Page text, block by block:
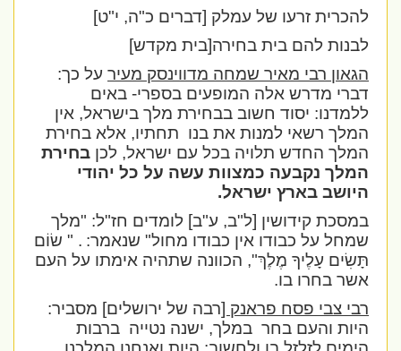
להכרית זרעו של עמלק [דברים כ"ה, י"ט]
לבנות להם בית בחירה[בית מקדש]
הגאון רבי מאיר שמחה מדווינסק מעירעל כך:
דברי מדרש אלה המופעים בספרי- באים
ללמדנו: יסוד חשוב בבחירת מלך בישראל, אין
המלך רשאי למנות את בנו תחתיו, אלא בחירת
המלך החדש תלויה בכל עם ישראל, לכןבחירת
המלך נקבעה כמצוות עשה על כל יהודי
היושב בארץ ישראל.
במסכת קידושין [ל"ב, ע"ב] לומדים חז"ל: "מלך
שמחל על כבודו אין כבודו מחול" שנאמר:. " שׂוֹם
תָּשִׂים עָלֶיךָ מֶלֶךְ",הכוונה שתהיה אימתו על העם
אשר בחרו בו.
רבי צבי פסח פראנק [רבה של ירושלים] מסביר:
היות והעם בחר במלך, ישנה נטייה ברבות